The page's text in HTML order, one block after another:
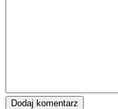
Dodaj komentarz